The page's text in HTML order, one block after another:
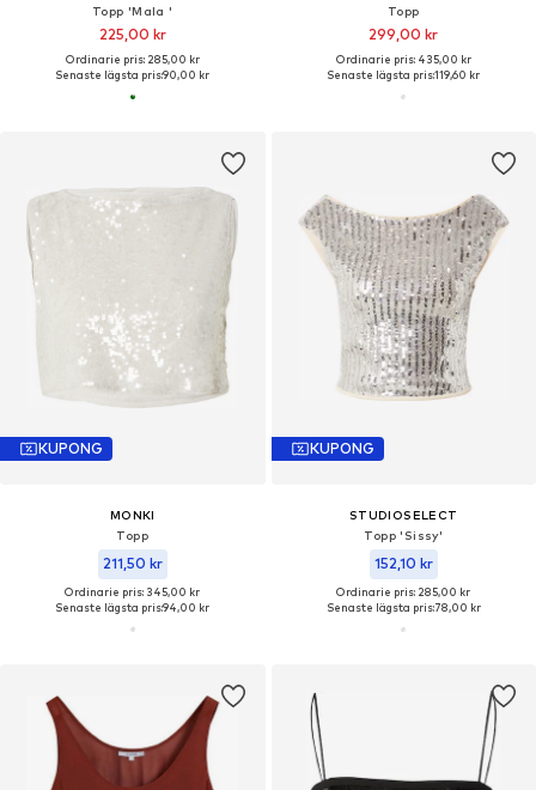
Topp 'Mala '
225,00 kr
Ordinarie pris: 285,00 kr
Senaste lägsta pris:90,00 kr
Topp
299,00 kr
Ordinarie pris: 435,00 kr
Senaste lägsta pris:119,60 kr
KUPONG
MONKI
Topp
211,50 kr
Ordinarie pris: 345,00 kr
Senaste lägsta pris:94,00 kr
KUPONG
STUDIOSELECT
Topp 'Sissy'
152,10 kr
Ordinarie pris: 285,00 kr
Senaste lägsta pris:78,00 kr